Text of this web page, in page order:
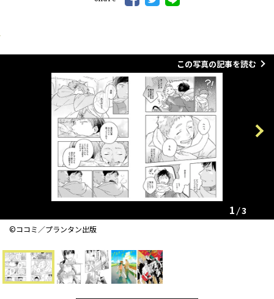
この写真の記事を読む
©️ココミ／プランタン出版
Next
1 3